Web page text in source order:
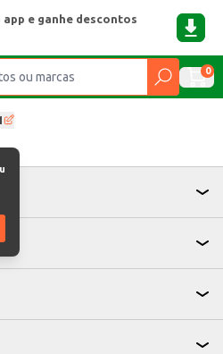
e ganhe descontos
0